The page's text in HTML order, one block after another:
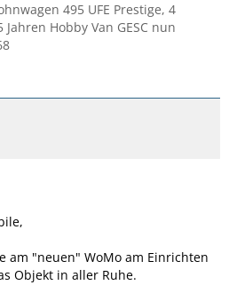
495 UFE Prestige, 4
Jahren Hobby Van GESC nun
am "neuen" WoMo am Einrichten
Objekt in aller Ruhe.